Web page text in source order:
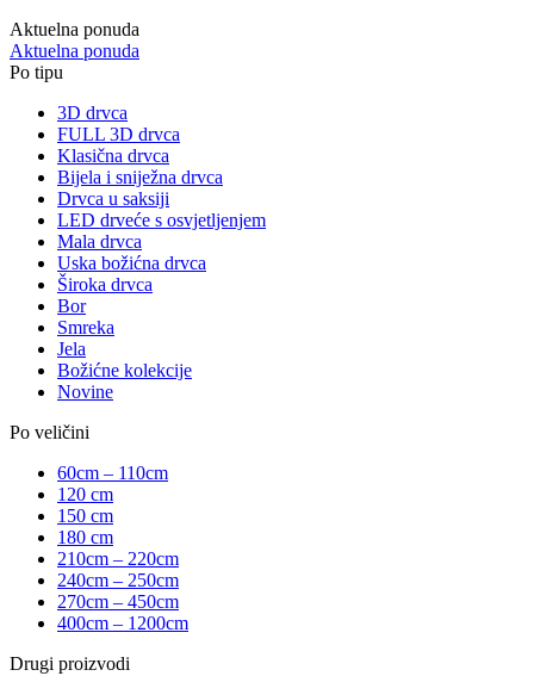
Aktuelna ponuda
Aktuelna ponuda
Po tipu
3D drvca
FULL 3D drvca
Klasična drvca
Bijela i sniježna drvca
Drvca u saksiji
LED drveće s osvjetljenjem
Mala drvca
Uska božićna drvca
Široka drvca
Bor
Smreka
Jela
Božićne kolekcije
Novine
Po veličini
60cm – 110cm
120 cm
150 cm
180 cm
210cm – 220cm
240cm – 250cm
270cm – 450cm
400cm – 1200cm
Drugi proizvodi